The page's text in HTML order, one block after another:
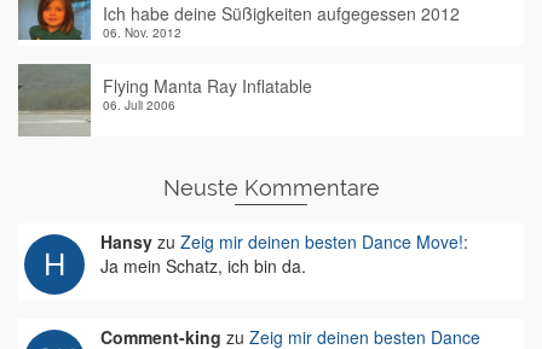
Ich habe deine Süßigkeiten aufgegessen 2012
06. Nov. 2012
Flying Manta Ray Inflatable
06. Juli 2006
Neuste Kommentare
Hansy zu Zeig mir deinen besten Dance Move!:
Ja mein Schatz, ich bin da.
Comment-king zu Zeig mir deinen besten Dance